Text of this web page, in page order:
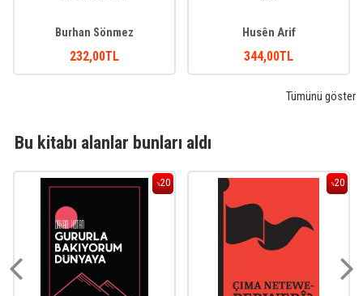
Burhan Sönmez
232,00TL
Husên Arif
344,00TL
Tümünü göster
Bu kitabı alanlar bunları aldı
%20 %20